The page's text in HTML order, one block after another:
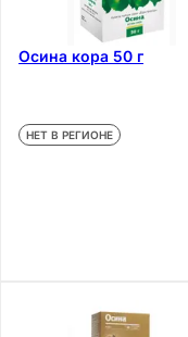
Осина кора 50 г
НЕТ В РЕГИОНЕ